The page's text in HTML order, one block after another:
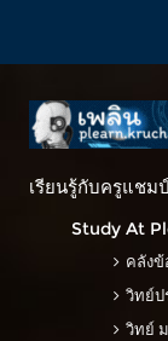
เรียนรู้กับครูแชม
Study At
คลัง
วิทย์ป
วิทย์